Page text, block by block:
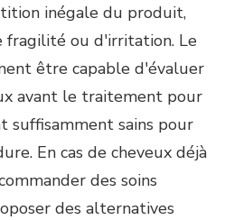
inégale du produit,
fragilité ou d'irritation. Le
être capable d'évaluer
avant le traitement pour
suffisamment sains pour
En cas de cheveux déjà
des soins
des alternatives